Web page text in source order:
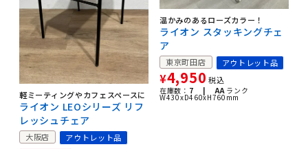
軽ミーティングやカフェスペースに
ライオン LEOシリーズ リフ
レッシュチェア
大阪店
アウトレット品
温かみのあるローズカラー！
ライオン スタッキングチェ
ア
東京町田店 アウトレット品
¥4,950 税込
在庫数： 7 | AA ランク
W430xD460xH760mm